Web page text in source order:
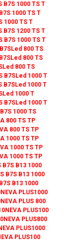
B7S 1000 TS T
1000 TS T
1000 TS T
B7S 1200 TS T
B7S 1000 TS T
800 TS
800 TS
800 TS
B7SLed 1000 T
B7SLed 1000 T
1000 T
B7SLed 1000 T
1000 TS
800 TS TP
800 TS TP
1000 TS TP
1000 TS TP
1000 TS TP
B13 1000
B7S B13 1000
B13 1000
PLUS1000
PLUS 800
PLUS100
PLUS800
PLUS1000
PLUS100